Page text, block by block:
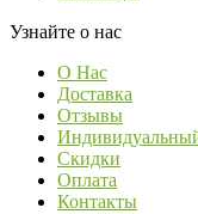
Узнайте о нас
О Нас
Доставка
Отзывы
Скидки
Оплата
Контакты